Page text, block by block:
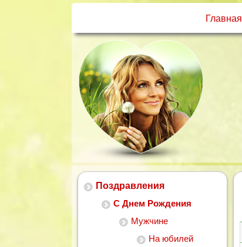
Главная
Поздравления
С Днем Рождения
Мужчине
На юбилей